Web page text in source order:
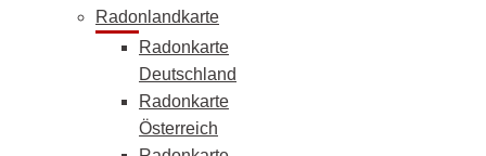
Radonlandkarte
Radonkarte
Deutschland
Radonkarte
Österreich